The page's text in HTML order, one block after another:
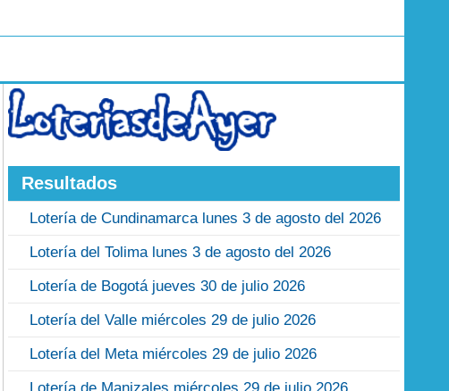
Resultados
Lotería de Cundinamarca lunes 3 de agosto del 2026
Lotería del Tolima lunes 3 de agosto del 2026
Lotería de Bogotá jueves 30 de julio 2026
Lotería del Valle miércoles 29 de julio 2026
Lotería del Meta miércoles 29 de julio 2026